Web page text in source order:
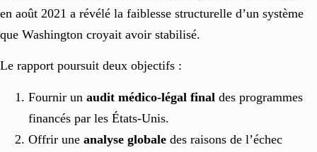
en août 2021 a révélé la faiblesse structurelle d’un système
que Washington croyait avoir stabilisé.
Le rapport poursuit deux objectifs :
Fournir un audit médico-légal final des programmes
financés par les États-Unis.
Offrir une analyse globale des raisons de l’échec